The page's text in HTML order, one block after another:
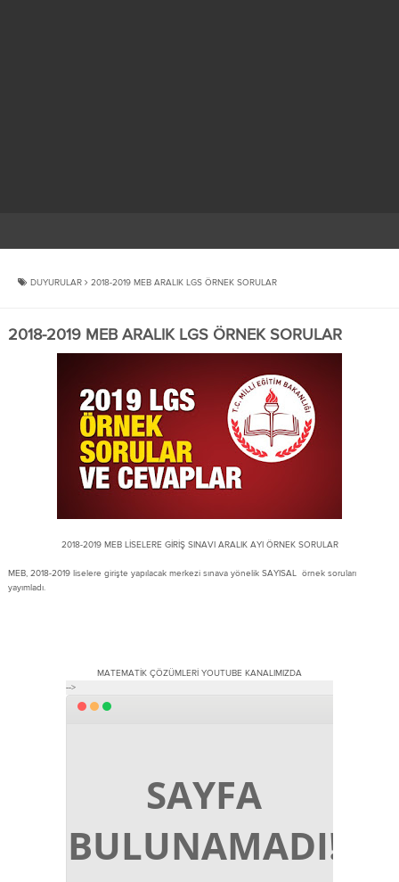
DUYURULAR 2018-2019 MEB ARALIK LGS ÖRNEK SORULAR
2018-2019 MEB ARALIK LGS ÖRNEK SORULAR
2018-2019 MEB LİSELERE GİRİŞ SINAVI ARALIK AYI ÖRNEK SORULAR
MEB, 2018-2019 liselere girişte yapılacak merkezi sınava yönelik SAYISAL örnek soruları
yayımladı.
MATEMATİK ÇÖZÜMLERİ YOUTUBE KANALIMIZDA